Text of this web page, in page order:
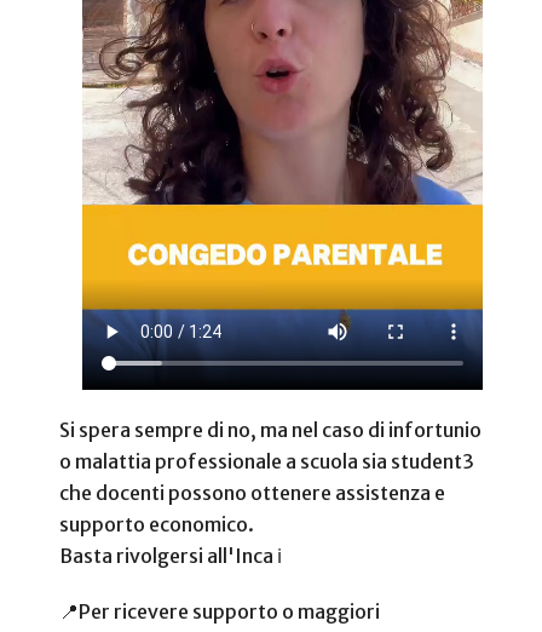
Si spera sempre di no, ma nel caso di infortunio
o malattia professionale a scuola sia student3
che docenti possono ottenere assistenza e
supporto economico.
Basta rivolgersi all'Inca ℹ️
📍Per ricevere supporto o maggiori